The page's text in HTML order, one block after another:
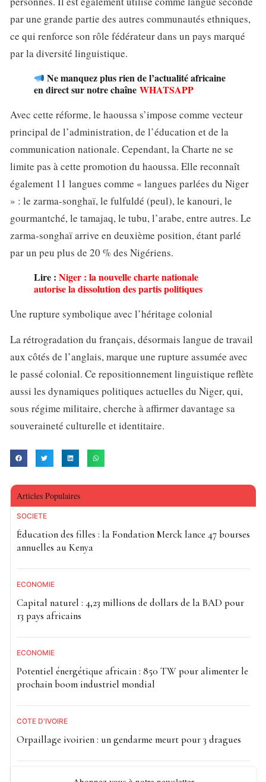
par une grande partie des autres communautés ethniques,
ce qui renforce son rôle fédérateur dans un pays marqué
par la diversité linguistique.
Ne manquez plus rien de l’actualité africaine
en direct sur notre chaîne WHATSAPP
Avec cette réforme, le haoussa s’impose comme vecteur
principal de l’administration, de l’éducation et de la
communication nationale. Cependant, la Charte ne se
limite pas à cette promotion du haoussa. Elle reconnaît
également 11 langues comme « langues parlées du Niger
» : le zarma-songhaï, le fulfuldé (peul), le kanouri, le
gourmantché, le tamajaq, le tubu, l’arabe, entre autres. Le
zarma-songhaï arrive en deuxième position, étant parlé
par un peu plus de 20 % des Nigériens.
Lire : Niger : la nouvelle charte nationale
autorise la dissolution des partis politiques
Une rupture symbolique avec l’héritage colonial
La rétrogradation du français, désormais langue de travail
aux côtés de l’anglais, marque une rupture assumée avec
le passé colonial. Ce repositionnement linguistique reflète
aussi les dynamiques politiques actuelles du Niger, qui,
sous régime militaire, cherche à affirmer davantage sa
souveraineté culturelle et identitaire.
Articles Populaires
SOCIETE
Éducation des filles : la Fondation Merck lance 47 bourses
annuelles au Kenya
ECONOMIE
Capital naturel : 4,23 millions de dollars de la BAD pour
13 pays africains
ECONOMIE
Potentiel énergétique africain : 850 TW pour alimenter le
prochain boom industriel mondial
CÔTE D'IVOIRE
Orpaillage ivoirien : un gendarme meurt pour 3 dragues